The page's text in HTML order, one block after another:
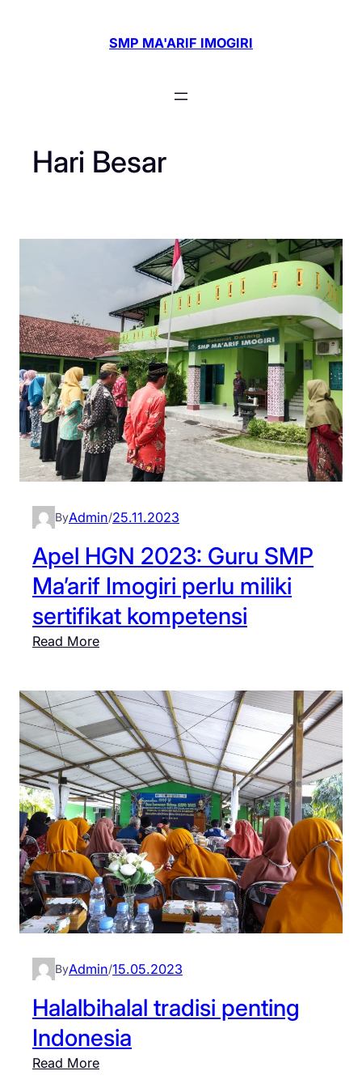
SMP MA'ARIF IMOGIRI
Hari Besar
ByAdmin/25.11.2023
Apel HGN 2023: Guru SMP
Ma’arif Imogiri perlu miliki
sertifikat kompetensi
Read More:
e
l
H
G
N
2
0
2
3
:
G
u
u
S
M
P
M
ByAdmin/15.05.2023
Halalbihalal tradisi penting
Indonesia
Read More: